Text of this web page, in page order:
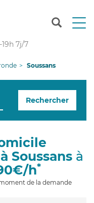
T
n
g
i
7j/7
Soussans
Rechercher
à Soussansà
h*
de la demande